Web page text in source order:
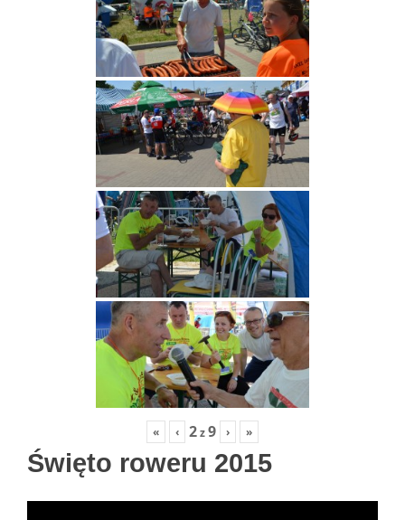
« ‹ 2z9 › »
Święto roweru 2015